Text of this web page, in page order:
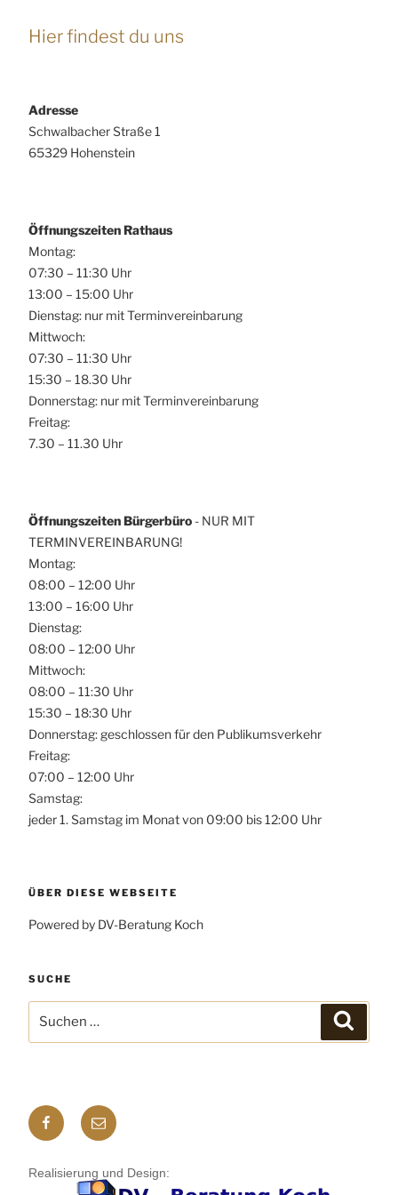
Hier findest du uns
Adresse
Schwalbacher Straße 1
65329 Hohenstein
Öffnungszeiten Rathaus
Montag:
07:30 – 11:30 Uhr
13:00 – 15:00 Uhr
Dienstag: nur mit Terminvereinbarung
Mittwoch:
07:30 – 11:30 Uhr
15:30 – 18.30 Uhr
Donnerstag: nur mit Terminvereinbarung
Freitag:
7.30 – 11.30 Uhr
Öffnungszeiten Bürgerbüro - NUR MIT
TERMINVEREINBARUNG!
Montag:
08:00 – 12:00 Uhr
13:00 – 16:00 Uhr
Dienstag:
08:00 – 12:00 Uhr
Mittwoch:
08:00 – 11:30 Uhr
15:30 – 18:30 Uhr
Donnerstag: geschlossen für den Publikumsverkehr
Freitag:
07:00 – 12:00 Uhr
Samstag:
jeder 1. Samstag im Monat von 09:00 bis 12:00 Uhr
ÜBER DIESE WEBSEITE
Powered by DV-Beratung Koch
SUCHE
nach:
Facebook
E-
mail
Realisierung und Design: